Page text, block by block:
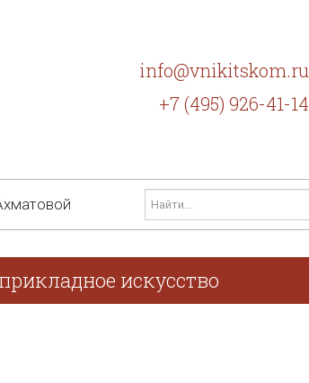
info@vnikitskom.ru
+7 (495) 926-41-14
искусство